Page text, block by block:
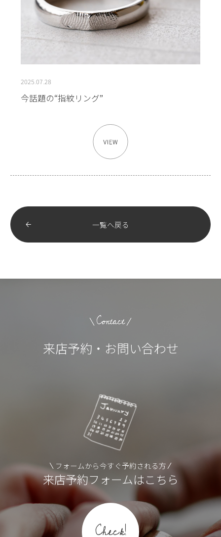
2025.07.28
今話題の“指紋リング”
一覧へ戻る
Contact
来店予約・お問い合わせ
フォームから今すぐ予約される方
来店予約フォームはこちら
Check!